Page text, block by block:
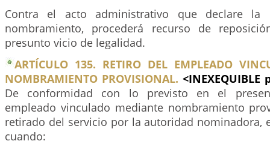
Contra el acto administrativo que declare la
nombramiento, procederá recurso de
presunto vicio de legalidad.
ARTÍCULO 135. RETIRO DEL EMPLEADO
NOMBRAMIENTO PROVISIONAL.
De conformidad con lo previsto en el
empleado vinculado mediante nombramiento
retirado del servicio por la autoridad nominadora,
cuando: